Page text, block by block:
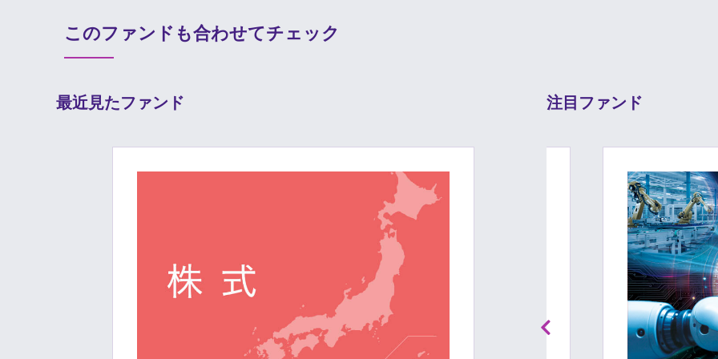
このファンドも合わせてチェック
最近見たファンド 注目ファンド
Previous